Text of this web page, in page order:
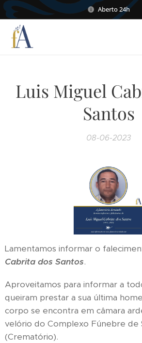
Aberto 24h
Luis Miguel
Santos
08-06-2023
Lamentamos informar o
Cabrita dos Santos.
Aproveitamos para informar a
queiram prestar a sua última
corpo se encontra em câmara
velório do Complexo Fúnebre de
(Crematório).